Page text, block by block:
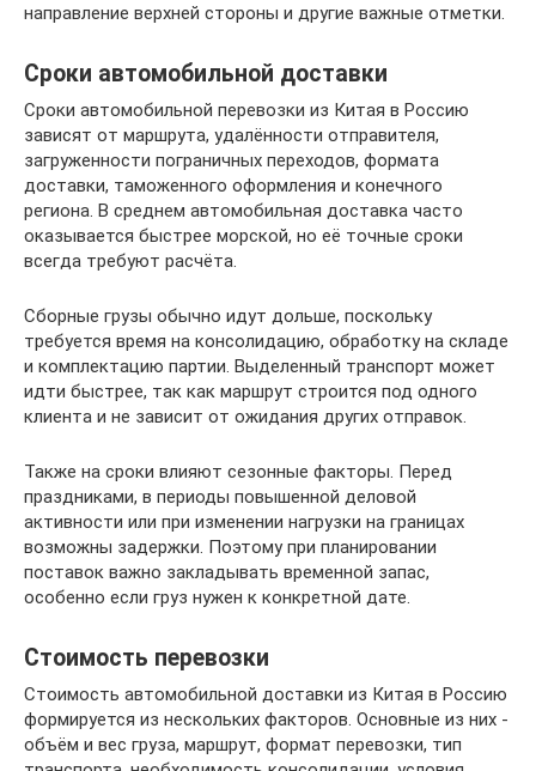
направление верхней стороны и другие важные отметки.
Сроки автомобильной доставки
Сроки автомобильной перевозки из Китая в Россию
зависят от маршрута, удалённости отправителя,
загруженности пограничных переходов, формата
доставки, таможенного оформления и конечного
региона. В среднем автомобильная доставка часто
оказывается быстрее морской, но её точные сроки
всегда требуют расчёта.
Сборные грузы обычно идут дольше, поскольку
требуется время на консолидацию, обработку на складе
и комплектацию партии. Выделенный транспорт может
идти быстрее, так как маршрут строится под одного
клиента и не зависит от ожидания других отправок.
Также на сроки влияют сезонные факторы. Перед
праздниками, в периоды повышенной деловой
активности или при изменении нагрузки на границах
возможны задержки. Поэтому при планировании
поставок важно закладывать временной запас,
особенно если груз нужен к конкретной дате.
Стоимость перевозки
Стоимость автомобильной доставки из Китая в Россию
формируется из нескольких факторов. Основные из них -
объём и вес груза, маршрут, формат перевозки, тип